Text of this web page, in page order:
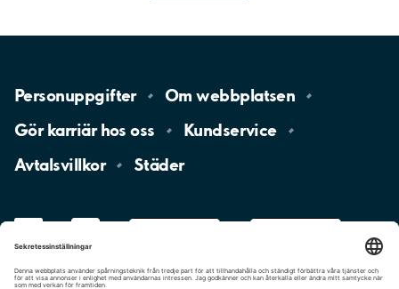
Personuppgifter Omwebbplatsen
Gör karriär hososs
Kundservice
Avtalsvillkor
Städer